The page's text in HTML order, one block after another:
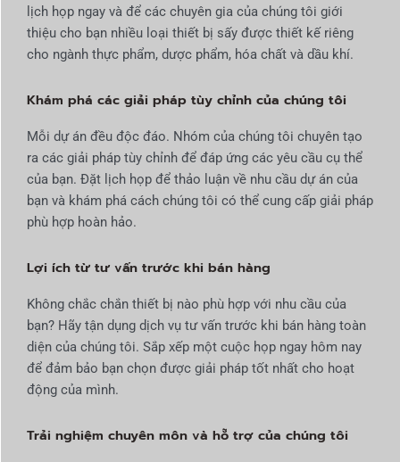
lịch họp ngay và để các chuyên gia của chúng tôi giới
thiệu cho bạn nhiều loại thiết bị sấy được thiết kế riêng
cho ngành thực phẩm, dược phẩm, hóa chất và dầu khí.
Khám phá các giải pháp tùy chỉnh của chúng tôi
Mỗi dự án đều độc đáo. Nhóm của chúng tôi chuyên tạo
ra các giải pháp tùy chỉnh để đáp ứng các yêu cầu cụ thể
của bạn. Đặt lịch họp để thảo luận về nhu cầu dự án của
bạn và khám phá cách chúng tôi có thể cung cấp giải pháp
phù hợp hoàn hảo.
Lợi ích từ tư vấn trước khi bán hàng
Không chắc chắn thiết bị nào phù hợp với nhu cầu của
bạn? Hãy tận dụng dịch vụ tư vấn trước khi bán hàng toàn
diện của chúng tôi. Sắp xếp một cuộc họp ngay hôm nay
để đảm bảo bạn chọn được giải pháp tốt nhất cho hoạt
động của mình.
Trải nghiệm chuyên môn và hỗ trợ của chúng tôi